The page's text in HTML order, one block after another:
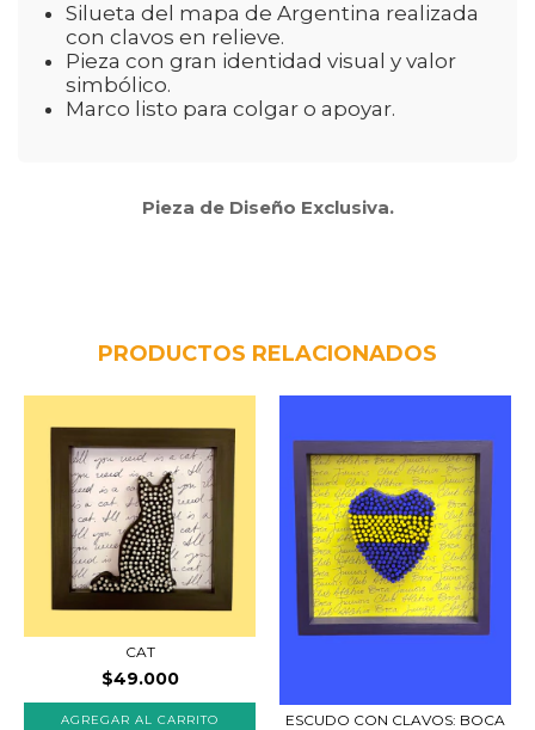
Silueta del mapa de Argentina realizada
con clavos en relieve.
Pieza con gran identidad visual y valor
simbólico.
Marco listo para colgar o apoyar.
Pieza de Diseño Exclusiva.
PRODUCTOS RELACIONADOS
CAT
$49.000
AGREGAR AL CARRITO ESCUDO CON CLAVOS: BOCA